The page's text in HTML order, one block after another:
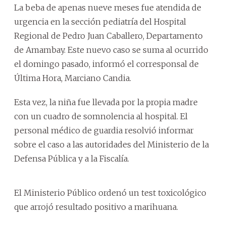
La beba de apenas nueve meses fue atendida de
urgencia en la sección pediatría del Hospital
Regional de Pedro Juan Caballero, Departamento
de Amambay. Este nuevo caso se suma al ocurrido
el domingo pasado, informó el corresponsal de
Última Hora, Marciano Candia.
Esta vez, la niña fue llevada por la propia madre
con un cuadro de somnolencia al hospital. El
personal médico de guardia resolvió informar
sobre el caso a las autoridades del Ministerio de la
Defensa Pública y a la Fiscalía.
El Ministerio Público ordenó un test toxicológico
que arrojó resultado positivo a marihuana.